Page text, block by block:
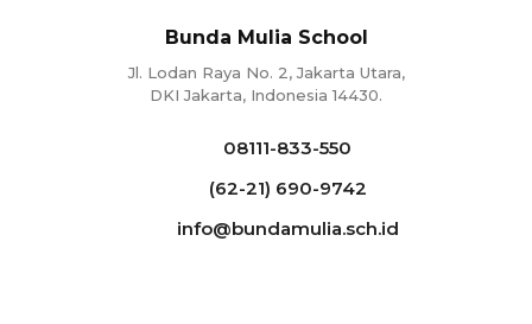
Bunda Mulia School
Jl. Lodan Raya No. 2, Jakarta Utara,
DKI Jakarta, Indonesia 14430.
08111-833-550
(62-21) 690-9742
info@bundamulia.sch.id